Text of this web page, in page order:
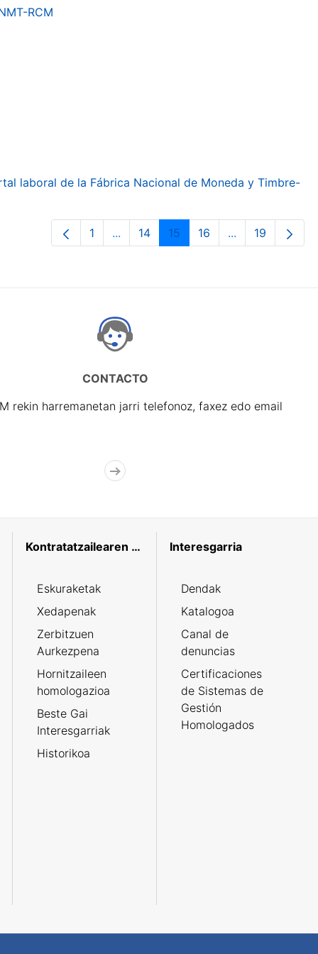
RCM
laboral de la Fábrica Nacional de Moneda y Timbre-
Orrialdea
1 ...Intermediate Pages Use TAB to
Orrialdea
14 Orrialdea
15 Orrialdea
16 ...Intermediate
Orrialdea
19
CONTACTO
rekin harremanetan jarri telefonoz, faxez edo email
Kontratatzailearen profila
Eskuraketak
Xedapenak
Zerbitzuen
Aurkezpena
Hornitzaileen
homologazioa
Beste Gai
Interesgarriak
Historikoa
Interesgarria
Dendak
Katalogoa
Canal de
denuncias
Certificaciones
de Sistemas de
Gestión
Homologados